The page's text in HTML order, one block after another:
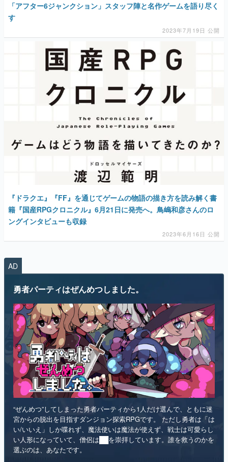
「アフター6ジャンクション」スタッフ陣と名作ゲームを語り尽く
す
2023年7月19日 公開
『ドラクエ』『FF』を通じてゲームの物語の描き方を読み解く書
籍『国産RPGクロニクル』6月21日に発売へ。鳥嶋和彦さんのロ
ングインタビューも収録
2023年6月16日 公開
AD
勇者パーティはぜんめつしました。
“ぜんめつ”してしまった勇者パーティから1人だけ選んで、ともに迷
宮からの脱出を目指すダンジョン探索RPGです。 ただし勇者は「は
い/いいえ」しか喋れず、魔法使いは魔法が使えず、戦士は可愛らし
い人形になっていて、僧侶は██を崇拝しています。誰を救うのかを
選ぶのは、あなたです。